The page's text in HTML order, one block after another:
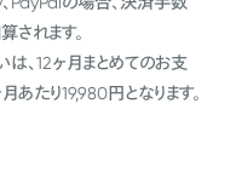
されます。
、12ヶ月まとめてのお支
あたり19,980円となります。